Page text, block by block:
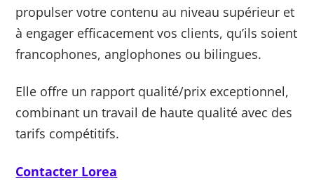
propulser votre contenu au niveau supérieur et
à engager efficacement vos clients, qu’ils soient
francophones, anglophones ou bilingues.
Elle offre un rapport qualité/prix exceptionnel,
combinant un travail de haute qualité avec des
tarifs compétitifs.
Contacter Lorea